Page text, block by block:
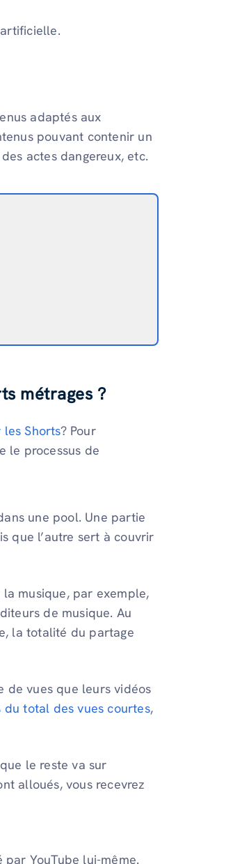
adaptés aux
pouvant contenir un
actes dangereux, etc.
métrages ?
Shorts? Pour
le processus de
une pool. Une partie
que l’autre sert à couvrir
musique, par exemple,
de musique. Au
la totalité du partage
de vues que leurs vidéos
du total des vues courtes,
le reste va sur
alloués, vous recevrez
YouTube lui-même.